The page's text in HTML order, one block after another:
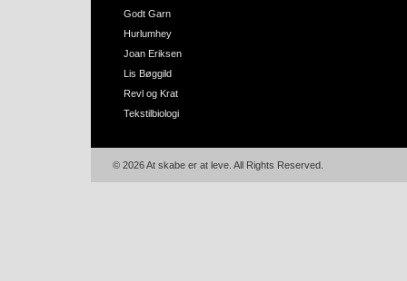
Godt Garn
Hurlumhey
Joan Eriksen
Lis Bøggild
Revl og Krat
Tekstilbiologi
© 2026 At skabe er at leve. All Rights Reserved.